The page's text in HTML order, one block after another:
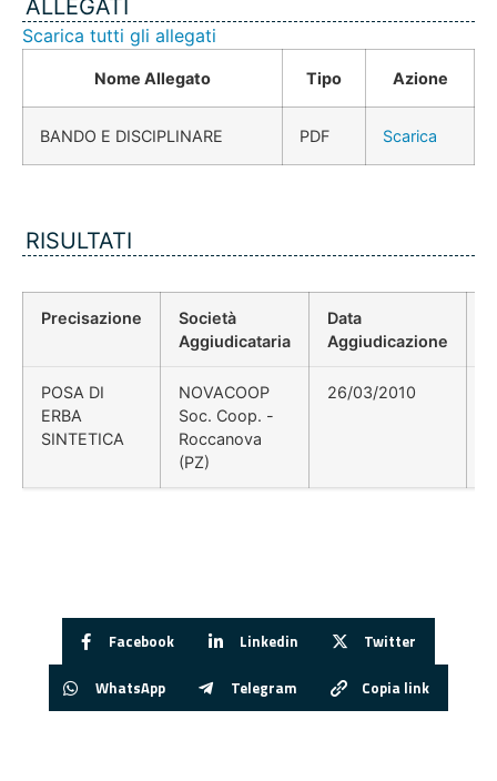
ALLEGATI
Scarica tutti gli allegati
Nome Allegato Tipo Azione
BANDO E DISCIPLINARE PDF Scarica
RISULTATI
Precisazione
Società
Aggiudicataria
Data
Aggiudicazione
POSA DI
ERBA
SINTETICA
NOVACOOP
Soc. Coop. -
Roccanova
(PZ)
26/03/2010
Facebook Linkedin Twitter
WhatsApp Telegram Copia link